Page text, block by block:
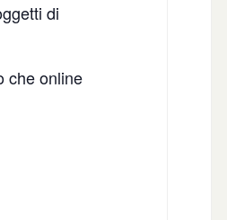
di
che online